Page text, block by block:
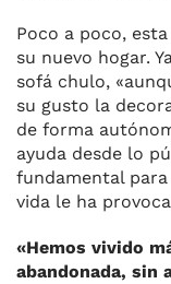
Poco a poco,
su nuevo hogar.
sofá chulo,
su gusto la
de forma
ayuda desde lo
fundamental
vida le ha
«Hemos vivido
abandonada, sin